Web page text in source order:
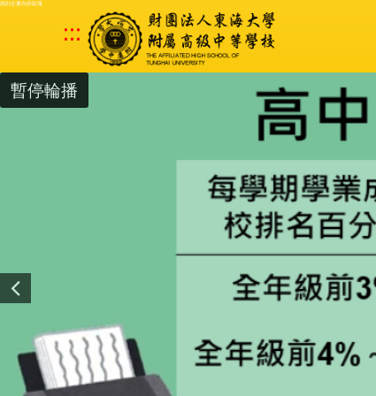
跳到主要內容區塊
:::
暫停輪播